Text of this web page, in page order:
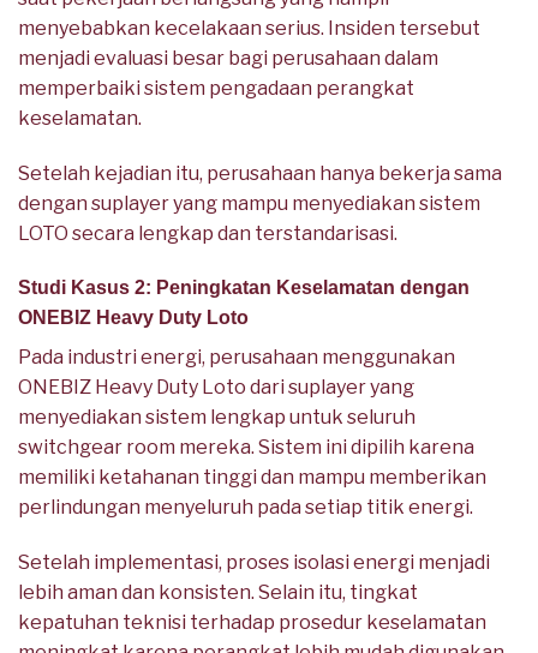
menyebabkan kecelakaan serius. Insiden tersebut
menjadi evaluasi besar bagi perusahaan dalam
memperbaiki sistem pengadaan perangkat
keselamatan.
Setelah kejadian itu, perusahaan hanya bekerja sama
dengan suplayer yang mampu menyediakan sistem
LOTO secara lengkap dan terstandarisasi.
Studi Kasus 2: Peningkatan Keselamatan dengan
ONEBIZ Heavy Duty Loto
Pada industri energi, perusahaan menggunakan
ONEBIZ Heavy Duty Loto dari suplayer yang
menyediakan sistem lengkap untuk seluruh
switchgear room mereka. Sistem ini dipilih karena
memiliki ketahanan tinggi dan mampu memberikan
perlindungan menyeluruh pada setiap titik energi.
Setelah implementasi, proses isolasi energi menjadi
lebih aman dan konsisten. Selain itu, tingkat
kepatuhan teknisi terhadap prosedur keselamatan